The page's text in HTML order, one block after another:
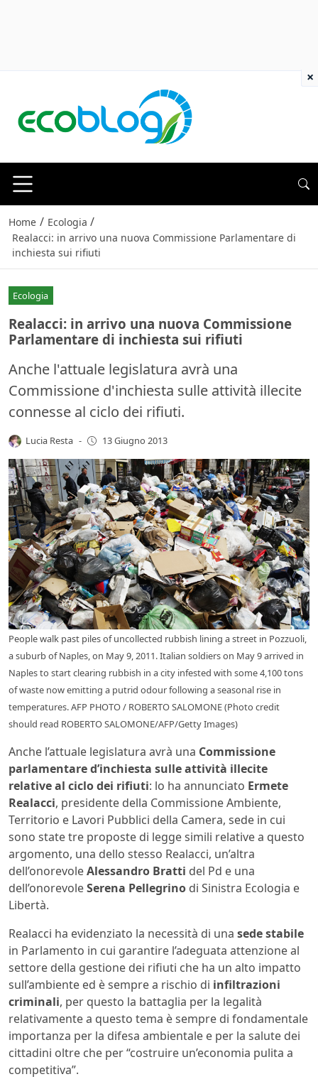
Home / Ecologia /
Realacci: in arrivo una nuova Commissione Parlamentare di
inchiesta sui rifiuti
Ecologia
Realacci: in arrivo una nuova Commissione
Parlamentare di inchiesta sui rifiuti
Anche l'attuale legislatura avrà una
Commissione d'inchiesta sulle attività illecite
connesse al ciclo dei rifiuti.
Lucia Resta - 13 Giugno 2013
People walk past piles of uncollected rubbish lining a street in Pozzuoli,
a suburb of Naples, on May 9, 2011. Italian soldiers on May 9 arrived in
Naples to start clearing rubbish in a city infested with some 4,100 tons
of waste now emitting a putrid odour following a seasonal rise in
temperatures. AFP PHOTO / ROBERTO SALOMONE (Photo credit
should read ROBERTO SALOMONE/AFP/Getty Images)
Anche l’attuale legislatura avrà una Commissione
parlamentare d’inchiesta sulle attività illecite
relative al ciclo dei rifiuti: lo ha annunciato Ermete
Realacci, presidente della Commissione Ambiente,
Territorio e Lavori Pubblici della Camera, sede in cui
sono state tre proposte di legge simili relative a questo
argomento, una dello stesso Realacci, un’altra
dell’onorevoleAlessandro Bratti del Pd e una
dell’onorevoleSerena Pellegrino di Sinistra Ecologia e
Libertà.
Realacci ha evidenziato la necessità di una sede stabile
in Parlamento in cui garantire l’adeguata attenzione al
settore della gestione dei rifiuti che ha un alto impatto
sull’ambiente ed è sempre a rischio di infiltrazioni
criminali, per questo la battaglia per la legalità
relativamente a questo tema è sempre di fondamentale
importanza per la difesa ambientale e per la salute dei
cittadini oltre che per “costruire un’economia pulita a
competitiva”.
×